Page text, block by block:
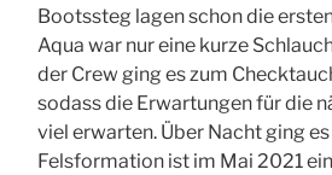
Bootssteg lagen schon die
Aqua war nur eine kurze
der Crew ging es zum
sodass die Erwartungen für die
viel erwarten. Über Nacht ging
Felsformation ist im Mai 2021